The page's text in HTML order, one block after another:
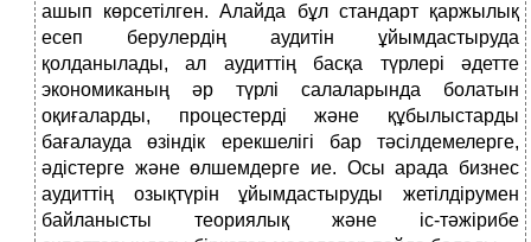
ашып көрсетілген. Алайда бұл стандарт қаржылық
есеп берулердің аудитін ұйымдастыруда
қолданылады, ал аудиттің басқа түрлері әдетте
экономиканың әр түрлі салаларында болатын
оқиғаларды, процестерді және құбылыстарды
бағалауда өзіндік ерекшелігі бар тәсілдемелерге,
әдістерге және өлшемдерге ие. Осы арада бизнес
аудиттің озықтүрін ұйымдастыруды жетілдірумен
байланысты теориялық және іс-тәжірибе